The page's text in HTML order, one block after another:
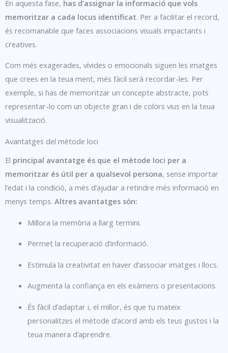
En aquesta fase, has d’assignar la informació que vols
memoritzar a cada locus identificat. Per a facilitar el record,
és recomanable que faces associacions visuals impactants i
creatives.
Com més exagerades, vívides o emocionals siguen les imatges
que crees en la teua ment, més fàcil serà recordar-les. Per
exemple, si has de memoritzar un concepte abstracte, pots
representar-lo com un objecte gran i de colors vius en la teua
visualització.
Avantatges del mètode loci
El principal avantatge és que el mètode loci per a
memoritzar és útil per a qualsevol persona, sense importar
l’edat i la condició, a més d’ajudar a retindre més informació en
menys temps. Altres avantatges són:
Millora la memòria a llarg termini.
Permet la recuperació d’informació.
Estimula la creativitat en haver d’associar imatges i llocs.
Augmenta la confiança en els exàmens o presentacions.
És fàcil d’adaptar i, el millor, és que tu mateix
personalitzes el mètode d’acord amb els teus gustos i la
teua manera d’aprendre.